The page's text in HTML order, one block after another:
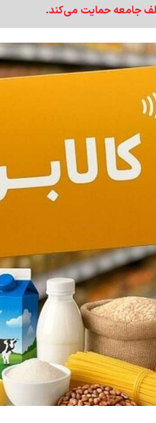
جامعه حمایت می‌کند.